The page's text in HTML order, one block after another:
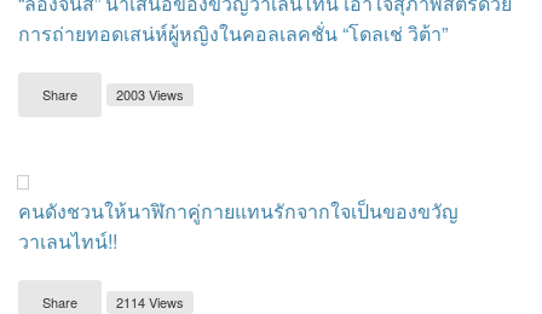
การถ่ายทอดเสน่ห์ผู้หญิงในคอลเลคชั่น “โดลเช่ วิต้า”
Share 2003 Views
คนดังชวนให้นาฬิกาคู่กายแทนรักจากใจเป็นของขวัญ
วาเลนไทน์!!
Share 2114 Views